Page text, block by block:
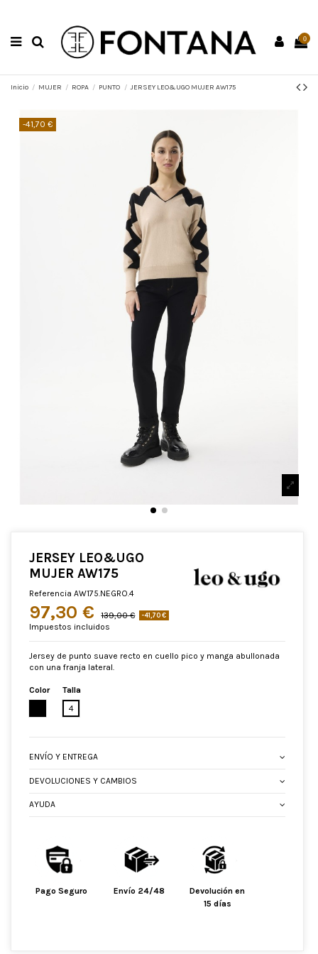
0
Inicio MUJER ROPA PUNTO JERSEY LEO&UGO MUJER AW175
-41,70 €
JERSEY LEO&UGO
MUJER AW175
Referencia AW175.NEGRO.4
97,30 € 139,00 € -41,70 €
Impuestos incluidos
Jersey de punto suave recto en cuello pico y manga abullonada
con una franja lateral.
Color
Talla
4
ENVÍO Y ENTREGA
DEVOLUCIONES Y CAMBIOS
AYUDA
Pago Seguro Envío 24/48
Devolución en
15 días